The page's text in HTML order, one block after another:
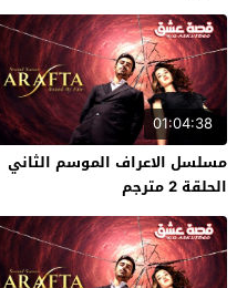
01:04:38
مسلسل الاعراف الموسم الثاني
الحلقة 2 مترجم